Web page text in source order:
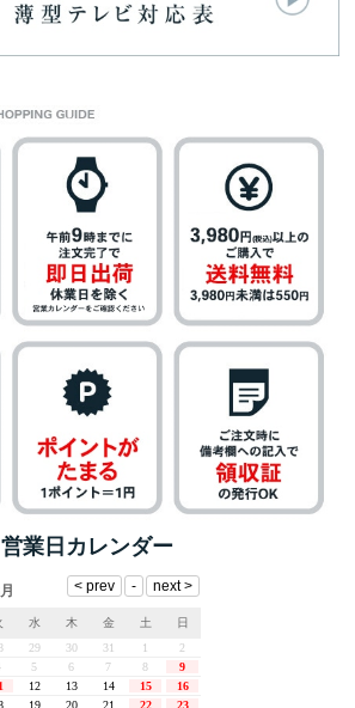
営業日カレンダー